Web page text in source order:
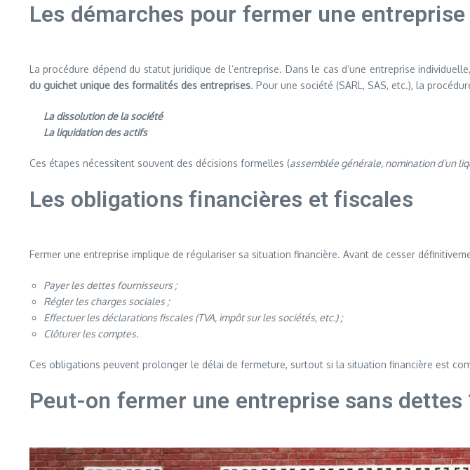
Les démarches pour fermer une entreprise
La procédure dépend du statut juridique de l’entreprise. Dans le cas d’une entreprise
du guichet unique des formalités des entreprises. Pour une société (SARL, SAS, etc.), la
La dissolution de la société
La liquidation des actifs
Ces étapes nécessitent souvent des décisions formelles (assemblée générale, nomination d’un
Les obligations financières et fiscales
Fermer une entreprise implique de régulariser sa situation financière. Avant de cesser
Payer les dettes fournisseurs ;
Régler les charges sociales ;
Effectuer les déclarations fiscales (TVA, impôt sur les sociétés, etc.) ;
Clôturer les comptes.
Ces obligations peuvent prolonger le délai de fermeture, surtout si la situation financière est
Peut-on fermer une entreprise sans dettes